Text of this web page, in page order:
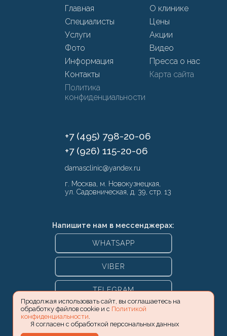
Продолжая использовать сайт, вы соглашаетесь на
обработку файлов cookie и с Политикой
конфиденциальности
Я согласен с обработкой персональных данных
Главная
О клинике
Специалисты
Цены
Услуги
Акции
Фото
Видео
Информация
Пресса о нас
Контакты
Карта сайта
Политика
конфиденциальности
+7 (495) 798-20-06
+7 (926) 115-20-06
damasclinic@yandex.ru
г. Москва, м. Новокузнецкая,
ул. Садовническая, д. 39, стр. 13
Напишите нам в мессенджерах:
WHATSAPP
VIBER
TELEGRAM